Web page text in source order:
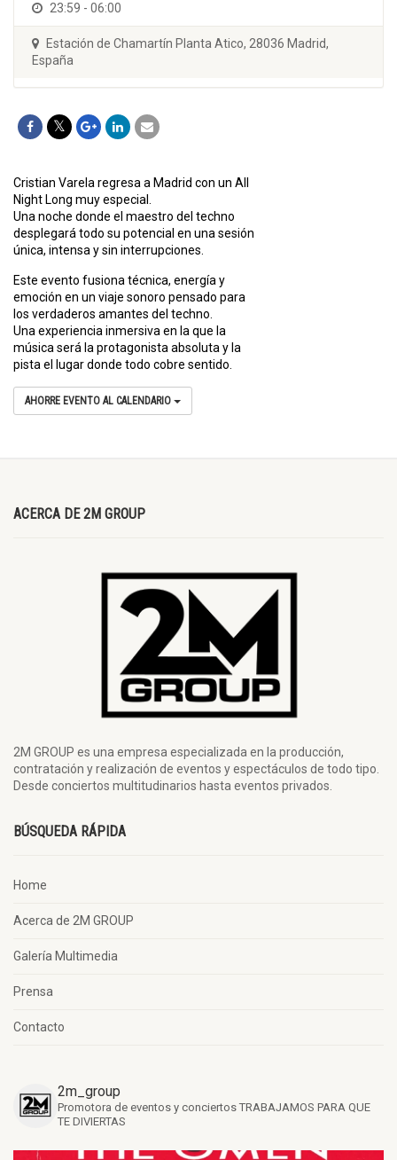
23:59 - 06:00
Estación de Chamartín Planta Atico, 28036 Madrid,
España
Cristian Varela regresa a Madrid con un All
Night Long muy especial.
Una noche donde el maestro del techno
desplegará todo su potencial en una sesión
única, intensa y sin interrupciones.
Este evento fusiona técnica, energía y
emoción en un viaje sonoro pensado para
los verdaderos amantes del techno.
Una experiencia inmersiva en la que la
música será la protagonista absoluta y la
pista el lugar donde todo cobre sentido.
AHORRE EVENTO AL CALENDARIO
ACERCA DE 2M GROUP
2M GROUP es una empresa especializada en la producción,
contratación y realización de eventos y espectáculos de todo tipo.
Desde conciertos multitudinarios hasta eventos privados.
BÚSQUEDA RÁPIDA
Home
Acerca de 2M GROUP
Galería Multimedia
Prensa
Contacto
2m_group
Promotora de eventos y conciertos TRABAJAMOS PARA QUE
TE DIVIERTAS